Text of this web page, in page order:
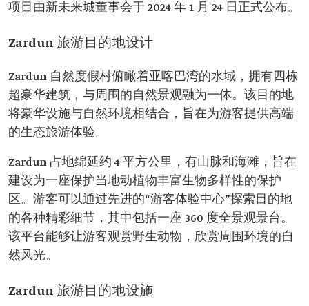
项目由新未来城董事会于 2024 年 1 月 24 日正式公布。
Zardun 旅游目的地设计
Zardun 自然度假村俯瞰着亚喀巴湾的水域，拥有四栋
超豪华建筑，与周围的自然景观融为一体。该目的地
将豪华设施与自然环境相结合，旨在为游客提供高端
的生态旅游体验。
Zardun 占地绵延约 4 平方公里，有山脉和海滩，旨在
建设为一座保护当地动植物丰富生物多样性的保护
区。游客可以通过先进的“游客体验中心”探索目的地
的各种精彩细节，其中包括一座 360 度全景观景台。
该平台能够让游客观赏野生动物，欣赏周围环境的自
然风光。
Zardun 旅游目的地设施